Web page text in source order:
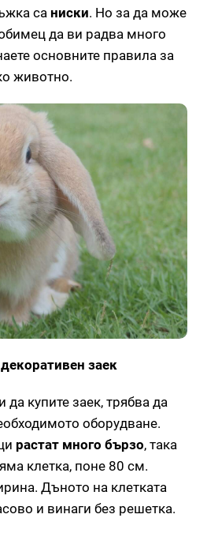
са ниски. Но за да може
да ви радва много
основните правила за
животно.
заек
купите заек, трябва да
оборудване.
растат много бързо, така
клетка, поне 80 см.
Дъното на клетката
и винаги без решетка.